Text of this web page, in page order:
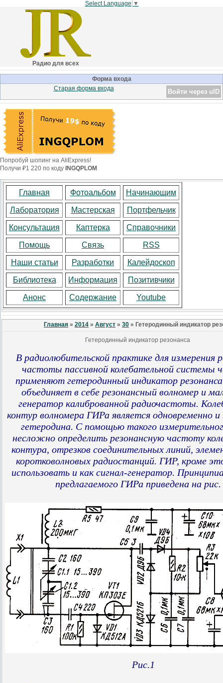
Select Language ▼
Радио для всех
Форма входа
Войти через uID
Старая форма входа
Попробуй шопинг на AliExpress!
Получи ₽1 220 по коду INGQPLOM
Главная Фотоальбом Начинающим
Лаборатория Мастерская Портфельчик
Консультация Каптерка Справочники
Помощь Связь RSS
Наши статьи Разработки Калейдоскоп
Библиотека Информация Позитивчики
Анонс Содержание Youtube
Главная » 2014 » Август » 30 » Гетеродинный индикатор
Гетеродинный индикатор резонанса
В радиолюбительской практике для измерения
частоты пассивной колебательной системы
применяют гетеродинный индикатор
объединяет в себе резонансный волномер и
генератор калиброванной радиочастоты.
контур волномера ГИРа является одновременно и
гетеродина. С помощью такого
несложно определить резонансную частоту
контура, отрезков соединительных линий,
коротковолновых радиостанций. ГИР, кроме
использовать и как сигнал-генератор.
предлагаемого ГИРа приведена на
Рис.1